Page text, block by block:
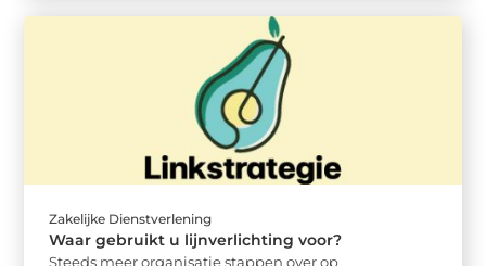
Zakelijke Dienstverlening
Waar gebruikt u lijnverlichting voor?
Steeds meer organisatie stappen over op